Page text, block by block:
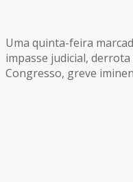
Uma quinta-feira
impasse judicial,
Congresso, greve